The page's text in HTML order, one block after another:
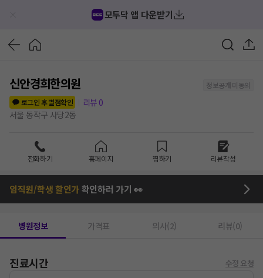
모두닥 앱 다운받기
신안경희한의원
정보공개 미동의
로그인 후 별점확인
리뷰 0
서울 동작구 사당2동
전화하기 홈페이지 찜하기 리뷰작성
임직원/학생 할인가확인하러 가기 👀
병원정보 가격표 의사(2) 리뷰(0)
진료시간 수정 요청